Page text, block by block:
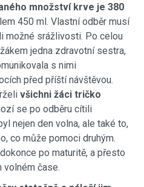
množství krve je 380
450 ml. Vlastní odběr musí
možné srážlivosti. Po celou
jedna zdravotní sestra,
s nimi
před příští návštěvou.
všichni žáci tričko
se po odběru cítili
nejen den volna, ale také to,
co může pomoci druhým.
po maturitě, a přesto
volném čase.